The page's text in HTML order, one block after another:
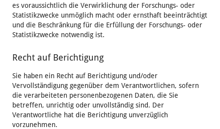
es voraussichtlich die Verwirklichung der Forschungs- oder
Statistikzwecke unmöglich macht oder ernsthaft beeinträchtigt
und die Beschränkung für die Erfüllung der Forschungs- oder
Statistikzwecke notwendig ist.
Recht auf Berichtigung
Sie haben ein Recht auf Berichtigung und/oder
Vervollständigung gegenüber dem Verantwortlichen, sofern
die verarbeiteten personenbezogenen Daten, die Sie
betreffen, unrichtig oder unvollständig sind. Der
Verantwortliche hat die Berichtigung unverzüglich
vorzunehmen.